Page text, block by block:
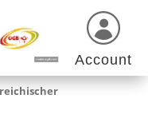
Account